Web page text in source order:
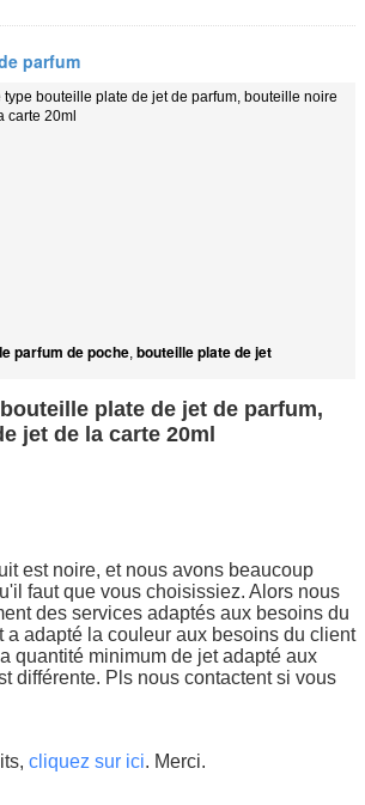
parfum
type bouteille plate de jet de parfum, bouteille noire
carte 20ml
parfum de poche, bouteille plate de jet
plate de jet de parfum,
jet de la carte 20ml
est noire, et nous avons beaucoup
faut que vous choisissiez. Alors nous
des services adaptés aux besoins du
a adapté la couleur aux besoins du client
quantité minimum de jet adapté aux
différente. Pls nous contactent si vous
cliquez sur ici. Merci.